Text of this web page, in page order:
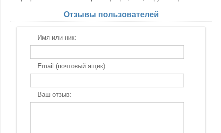
Отзывы пользователей
Имя или ник:
Email (почтовый ящик):
Ваш отзыв: